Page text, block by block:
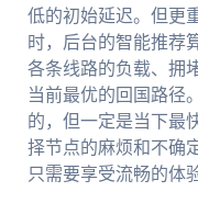
低的初始延迟。但更
时，后台的智能推荐
各条线路的负载、拥
当前最优的回国路径
的，但一定是当下最
择节点的麻烦和不确
只需要享受流畅的体验